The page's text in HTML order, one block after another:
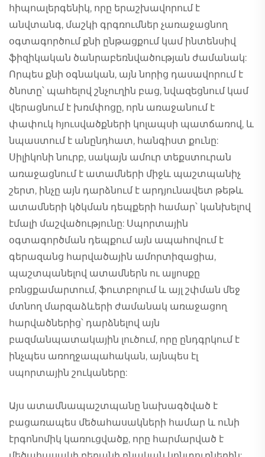
հիպոալերգենիկ, որը երաշխավորում է
անվտանգ, մաշկի գրգռումներ չառաջացնող
օգտագործում քնի ընթացքում կամ ինտենսիվ
ֆիզիկական ծանրաբեռնվածության ժամանակ:
Որպես քնի օգնական, այն նորից դասավորում է
ծնոտը՝ պահելով շնչուղին բաց, նվազեցնում կամ
վերացնում է խռմփոցը, որն առաջանում է
փափուկ հյուսվածքների կոլապսի պատճառով, և
նպաստում է անընդհատ, հանգիստ քունը:
Սիլիկոնի նուրբ, սակայն ամուր տեքստուրան
առաջացնում է ատամների միջև պաշտպանիչ
շերտ, ինչը այն դարձնում է արդյունավետ թեթև
ատամների կծկման դեպքերի համար՝ կանխելով
էմալի մաշվածությունը: Սպորտային
օգտագործման դեպքում այն ապահովում է
գերազանց հարվածային ամորտիզացիա,
պաշտպանելով ատամներն ու ալյոսքը
բռնցքամարտում, ֆուտբոլում և այլ շփման մեջ
մտնող մարզաձևերի ժամանակ առաջացող
հարվածներից՝ դարձնելով այն
բազմանպատակային լուծում, որը ընդգրկում է
ինչպես առողջապահական, այնպես էլ
սպորտային շուկաները:
Այս ատամնապաշտպանը նախագծված է
բացառապես մեծահասակների համար և ունի
էրգոնոմիկ կառուցվածք, որը հարմարված է